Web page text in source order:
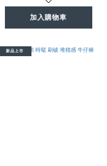
加入購物車
新品上市